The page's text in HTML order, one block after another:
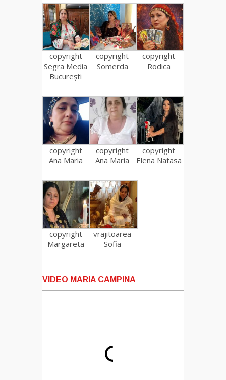
copyright
Segra Media
București
copyright
Somerda
copyright
Rodica
copyright
Ana Maria
copyright
Ana Maria
copyright
Elena Natasa
copyright
Margareta
vrajitoarea
Sofia
VIDEO MARIA CAMPINA